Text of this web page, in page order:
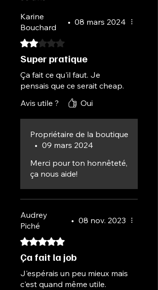
Karine
Bouchard
• 08 mars 2024
Noté 2 sur 5.
Super pratique
Ça fait ce qu'il faut. Je
pensais que ce serait cheap.
Avis utile ?
Oui
Propriétaire de la boutique
• 09 mars 2024
Merci pour ton honnêteté,
ça nous aide!
Audrey
Piché
• 08 nov. 2023
Noté 5 sur 5.
Ça fait la job
J'espérais un peu mieux mais
c'est quand même utile.